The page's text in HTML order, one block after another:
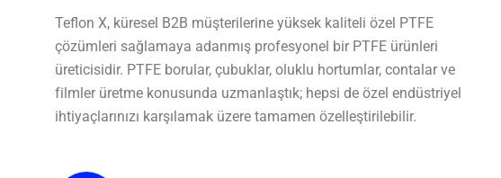
Teflon X, küresel B2B müşterilerine yüksek kaliteli özel PTFE
çözümleri sağlamaya adanmış profesyonel bir PTFE ürünleri
üreticisidir. PTFE borular, çubuklar, oluklu hortumlar, contalar ve
filmler üretme konusunda uzmanlaştık; hepsi de özel endüstriyel
ihtiyaçlarınızı karşılamak üzere tamamen özelleştirilebilir.